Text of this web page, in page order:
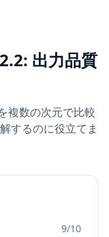
出力品質
複数の次元で比較
するのに役立てま
9/10